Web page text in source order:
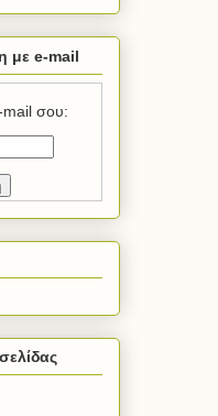
με e-mail
mail σου: